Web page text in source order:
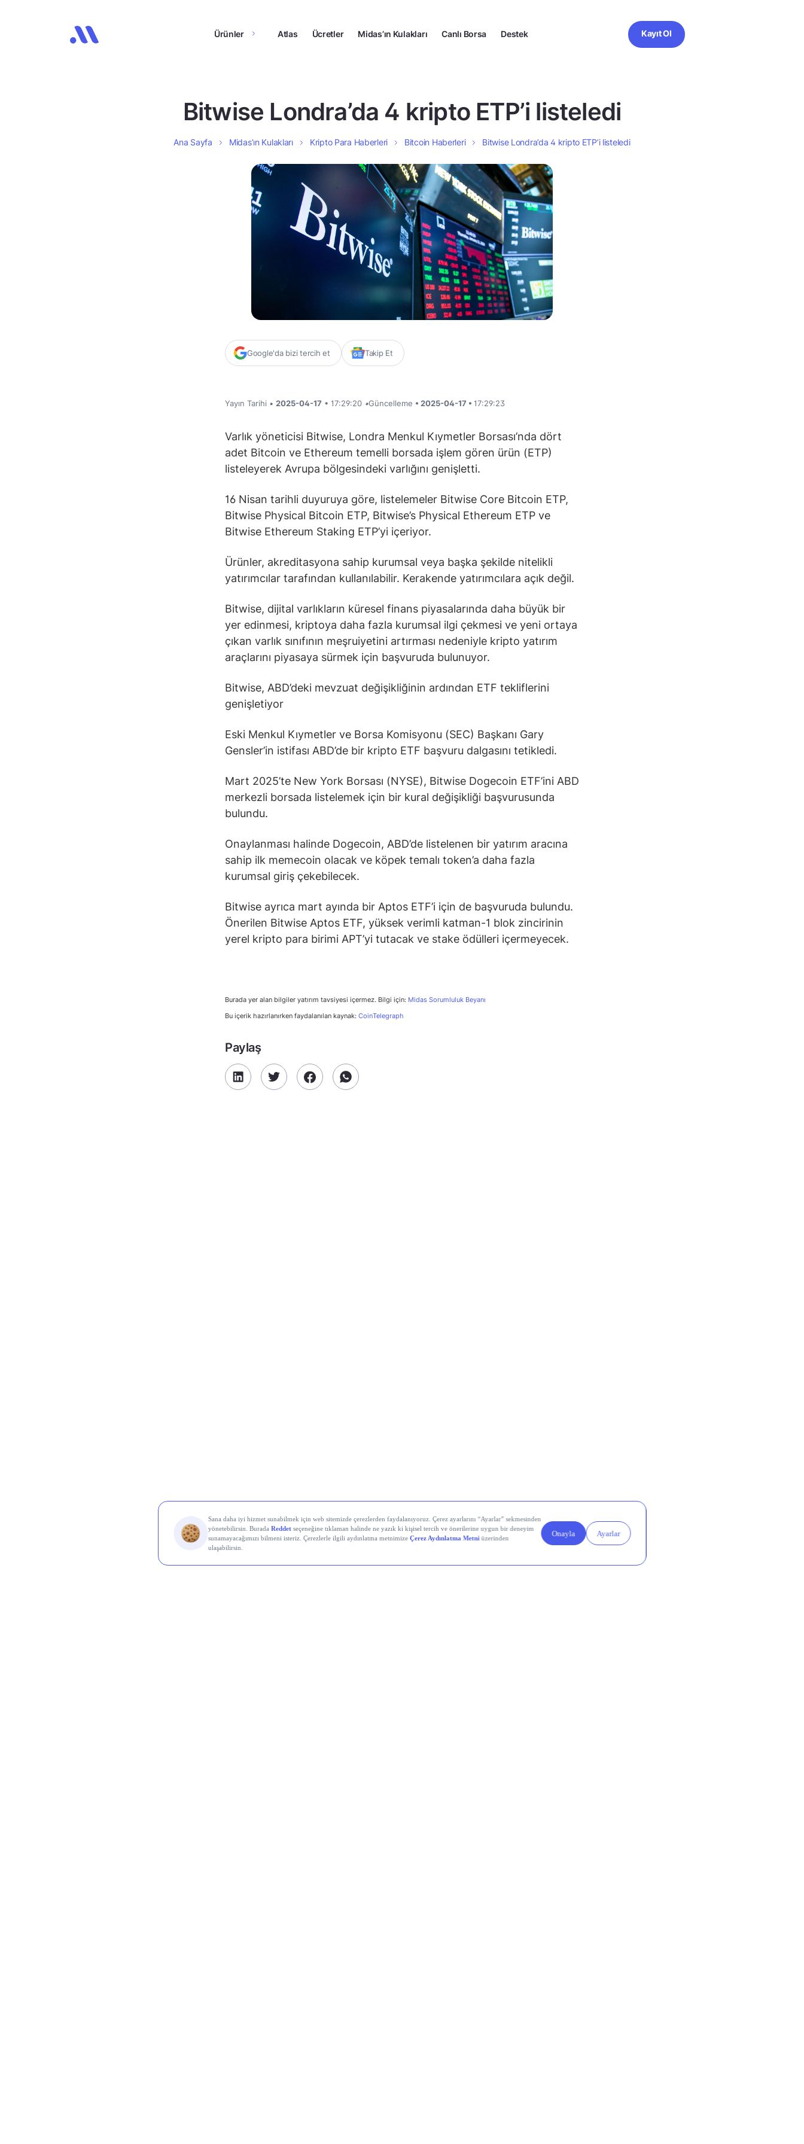
Ürünler Atlas Ücretler Midas’ın Kulakları Canlı Borsa Destek Kayıt Ol
Bitwise Londra’da 4 kripto ETP’i listeledi
Ana Sayfa Midas’ın Kulakları Kripto Para Haberleri Bitcoin Haberleri Bitwise Londra’da 4 kripto ETP’i listeledi
Google'da bizi tercih et Takip Et
Yayın Tarihi • 2025-04-17 • 17:29:20 •Güncelleme • 2025-04-17 • 17:29:23
Varlık yöneticisi Bitwise, Londra Menkul Kıymetler Borsası’nda dört
adet Bitcoin ve Ethereum temelli borsada işlem gören ürün (ETP)
listeleyerek Avrupa bölgesindeki varlığını genişletti.
16 Nisan tarihli duyuruya göre, listelemeler Bitwise Core Bitcoin ETP,
Bitwise Physical Bitcoin ETP, Bitwise’s Physical Ethereum ETP ve
Bitwise Ethereum Staking ETP’yi içeriyor.
Ürünler, akreditasyona sahip kurumsal veya başka şekilde nitelikli
yatırımcılar tarafından kullanılabilir. Kerakende yatırımcılara açık değil.
Bitwise, dijital varlıkların küresel finans piyasalarında daha büyük bir
yer edinmesi, kriptoya daha fazla kurumsal ilgi çekmesi ve yeni ortaya
çıkan varlık sınıfının meşruiyetini artırması nedeniyle kripto yatırım
araçlarını piyasaya sürmek için başvuruda bulunuyor.
Bitwise, ABD’deki mevzuat değişikliğinin ardından ETF tekliflerini
genişletiyor
Eski Menkul Kıymetler ve Borsa Komisyonu (SEC) Başkanı Gary
Gensler’in istifası ABD’de bir kripto ETF başvuru dalgasını tetikledi.
Mart 2025’te New York Borsası (NYSE), Bitwise Dogecoin ETF’ini ABD
merkezli borsada listelemek için bir kural değişikliği başvurusunda
bulundu.
Onaylanması halinde Dogecoin, ABD’de listelenen bir yatırım aracına
sahip ilk memecoin olacak ve köpek temalı token’a daha fazla
kurumsal giriş çekebilecek.
Bitwise ayrıca mart ayında bir Aptos ETF’i için de başvuruda bulundu.
Önerilen Bitwise Aptos ETF, yüksek verimli katman-1 blok zincirinin
yerel kripto para birimi APT’yi tutacak ve stake ödülleri içermeyecek.
Burada yer alan bilgiler yatırım tavsiyesi içermez. Bilgi için: Midas Sorumluluk Beyanı
Bu içerik hazırlanırken faydalanılan kaynak: CoinTelegraph
Paylaş